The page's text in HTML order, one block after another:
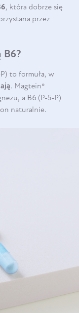
, która dobrze się
przez
B6?
to formuła, w
. Magtein®
a B6 (P-5-P)
naturalnie.